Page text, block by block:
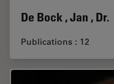
De Bock , Jan , Dr.
Publications : 12